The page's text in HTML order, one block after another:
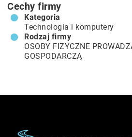
Cechy firmy
Kategoria
Technologia i komputery
Rodzaj firmy
OSOBY FIZYCZNE
GOSPODARCZĄ